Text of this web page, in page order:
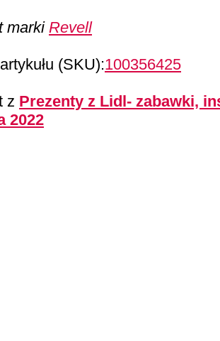
markiRevell
(SKU):100356425
z Prezenty z Lidl- zabawki,
2022